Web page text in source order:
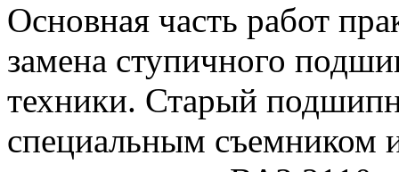
Основная часть работ
замена ступичного
техники. Старый
специальным съемником